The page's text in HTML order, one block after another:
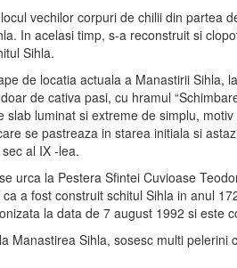
vechilor corpuri de chilii din partea
In acelasi timp, s-a reconstruit si
Sihla.
de locatia actuala a Manastirii
de cativa pasi, cu hramul
luminat si extreme de simplu,
se pastreaza in starea initiala si
al IX -lea.
urca la Pestera Sfintei Cuvioase
a fost construit schitul Sihla in anul
la data de 7 august 1992 si este
Manastirea Sihla, sosesc multi